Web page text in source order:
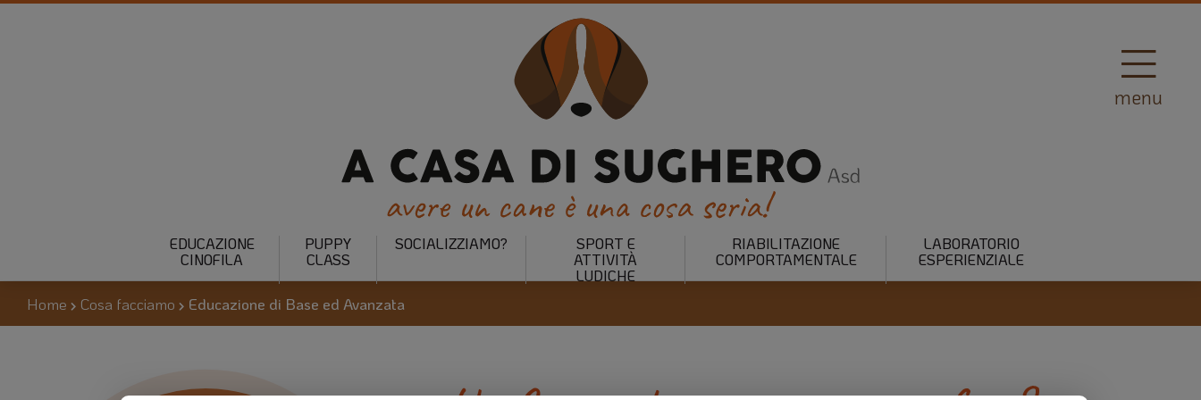
menu
EDUCAZIONE
CINOFILA
PUPPY
CLASS
SOCIALIZZIAMO?
SPORT E
ATTIVITÀ
LUDICHE
RIABILITAZIONE
COMPORTAMENTALE
LABORATORIO
ESPERIENZIALE
Home Cosa facciamo Educazione di Base ed Avanzata